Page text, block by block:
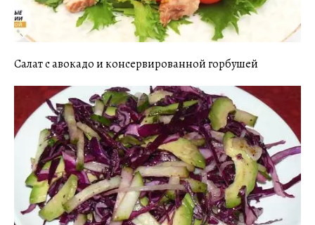
Салат с авокадо и консервированной горбушей